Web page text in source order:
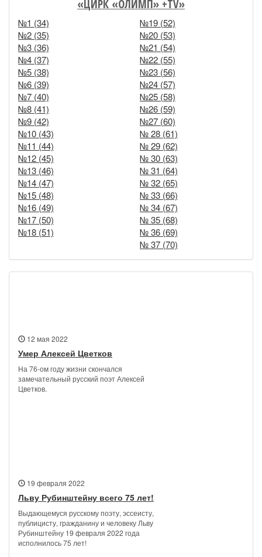
«ЦИРК «ОЛИМП» +TV»
№1 (34)
№2 (35)
№3 (36)
№4 (37)
№5 (38)
№6 (39)
№7 (40)
№8 (41)
№9 (42)
№10 (43)
№11 (44)
№12 (45)
№13 (46)
№14 (47)
№15 (48)
№16 (49)
№17 (50)
№18 (51)
№19 (52)
№20 (53)
№21 (54)
№22 (55)
№23 (56)
№24 (57)
№25 (58)
№26 (59)
№27 (60)
№ 28 (61)
№ 29 (62)
№ 30 (63)
№ 31 (64)
№ 32 (65)
№ 33 (66)
№ 34 (67)
№ 35 (68)
№ 36 (69)
№ 37 (70)
12 мая 2022
Умер Алексей Цветков
На 76-ом году жизни скончался
замечательный русский поэт Алексей
Цветков.
19 февраля 2022
Льву Рубинштейну всего 75 лет!
Выдающемуся русскому поэту, эссеисту,
публицисту, гражданину и человеку Льву
Рубинштейну 19 февраля 2022 года
исполнилось 75 лет!